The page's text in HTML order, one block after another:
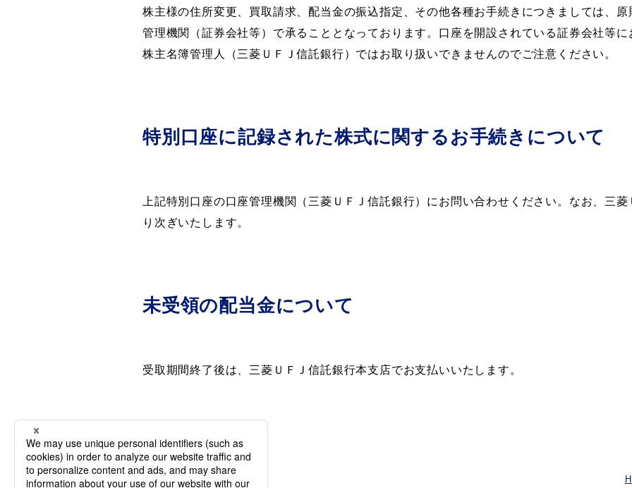
株主様の住所変更、買取請求、配当金の振込指定、その他各種お手続きにつきましては、
管理機関（証券会社等）で承ることとなっております。口座を開設されている証券会社等
株主名簿管理人（三菱ＵＦＪ信託銀行）ではお取り扱いできませんのでご注意ください。
特別口座に記録された株式に関するお手続きについて
上記特別口座の口座管理機関（三菱ＵＦＪ信託銀行）にお問い合わせください。なお、三
り次ぎいたします。
未受領の配当金について
受取期間終了後は、三菱ＵＦＪ信託銀行本支店でお支払いいたします。